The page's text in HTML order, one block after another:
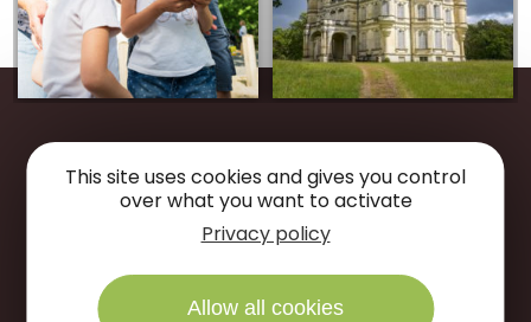
Restonsconnectés
This site uses cookies and gives you control
over what you want to activate
Privacy policy
Allow all cookies